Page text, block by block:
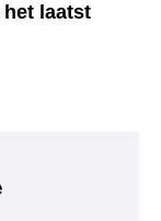
laatst